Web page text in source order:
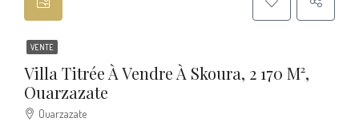
VENTE
Villa Titrée À Vendre À Skoura, 2 170 M²,
Ouarzazate
Ouarzazate